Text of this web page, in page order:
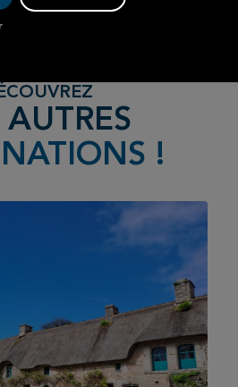
AUTRES
!